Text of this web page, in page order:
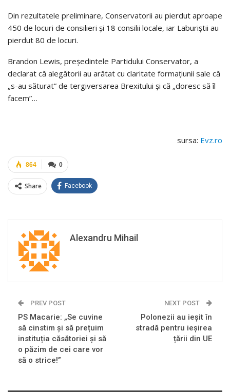
Din rezultatele preliminare, Conservatorii au pierdut aproape
450 de locuri de consilieri și 18 consilii locale, iar Laburiștii au
pierdut 80 de locuri.
Brandon Lewis, președintele Partidului Conservator, a
declarat că alegătorii au arătat cu claritate formațiunii sale că
„s-au săturat” de tergiversarea Brexitului și că „doresc să îl
facem”…
sursa: Evz.ro
0
864
Share Facebook
Alexandru Mihail
PREV POST
PS Macarie: „Se cuvine
să cinstim și să prețuim
instituția căsătoriei și să
o păzim de cei care vor
să o strice!”
NEXT POST
Polonezii au ieșit în
stradă pentru ieșirea
țării din UE